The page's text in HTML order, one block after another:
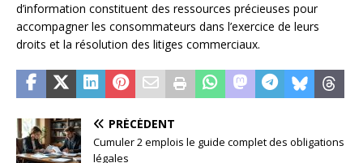
d’information constituent des ressources précieuses pour
accompagner les consommateurs dans l’exercice de leurs
droits et la résolution des litiges commerciaux.
PRÉCÉDENT
Cumuler 2 emplois le guide complet des obligations
légales